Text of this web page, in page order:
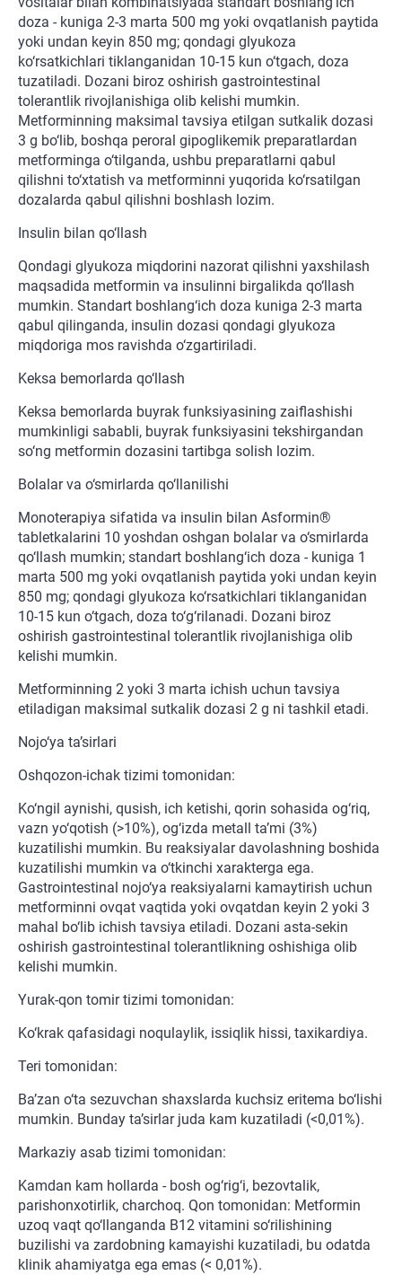
doza - kuniga 2-3 marta 500 mg yoki ovqatlanish paytida
yoki undan keyin 850 mg; qondagi glyukoza
ko‘rsatkichlari tiklanganidan 10-15 kun o‘tgach, doza
tuzatiladi. Dozani biroz oshirish gastrointestinal
tolerantlik rivojlanishiga olib kelishi mumkin.
Metforminning maksimal tavsiya etilgan sutkalik dozasi
3 g bo‘lib, boshqa peroral gipoglikemik preparatlardan
metforminga o‘tilganda, ushbu preparatlarni qabul
qilishni to‘xtatish va metforminni yuqorida ko‘rsatilgan
dozalarda qabul qilishni boshlash lozim.
Insulin bilan qo‘llash
Qondagi glyukoza miqdorini nazorat qilishni yaxshilash
maqsadida metformin va insulinni birgalikda qo‘llash
mumkin. Standart boshlang‘ich doza kuniga 2-3 marta
qabul qilinganda, insulin dozasi qondagi glyukoza
miqdoriga mos ravishda o‘zgartiriladi.
Keksa bemorlarda qo‘llash
Keksa bemorlarda buyrak funksiyasining zaiflashishi
mumkinligi sababli, buyrak funksiyasini tekshirgandan
so‘ng metformin dozasini tartibga solish lozim.
Bolalar va o‘smirlarda qo‘llanilishi
Monoterapiya sifatida va insulin bilan Asformin®
tabletkalarini 10 yoshdan oshgan bolalar va o‘smirlarda
qo‘llash mumkin; standart boshlang‘ich doza - kuniga 1
marta 500 mg yoki ovqatlanish paytida yoki undan keyin
850 mg; qondagi glyukoza ko‘rsatkichlari tiklanganidan
10-15 kun o‘tgach, doza to‘g‘rilanadi. Dozani biroz
oshirish gastrointestinal tolerantlik rivojlanishiga olib
kelishi mumkin.
Metforminning 2 yoki 3 marta ichish uchun tavsiya
etiladigan maksimal sutkalik dozasi 2 g ni tashkil etadi.
Nojo‘ya ta’sirlari
Oshqozon-ichak tizimi tomonidan:
Ko‘ngil aynishi, qusish, ich ketishi, qorin sohasida og‘riq,
vazn yo‘qotish (>10%), og‘izda metall ta’mi (3%)
kuzatilishi mumkin. Bu reaksiyalar davolashning boshida
kuzatilishi mumkin va o‘tkinchi xarakterga ega.
Gastrointestinal nojo‘ya reaksiyalarni kamaytirish uchun
metforminni ovqat vaqtida yoki ovqatdan keyin 2 yoki 3
mahal bo‘lib ichish tavsiya etiladi. Dozani asta-sekin
oshirish gastrointestinal tolerantlikning oshishiga olib
kelishi mumkin.
Yurak-qon tomir tizimi tomonidan:
Ko‘krak qafasidagi noqulaylik, issiqlik hissi, taxikardiya.
Teri tomonidan:
Ba’zan o‘ta sezuvchan shaxslarda kuchsiz eritema bo‘lishi
mumkin. Bunday ta’sirlar juda kam kuzatiladi (<0,01%).
Markaziy asab tizimi tomonidan:
Kamdan kam hollarda - bosh og‘rig‘i, bezovtalik,
parishonxotirlik, charchoq. Qon tomonidan: Metformin
uzoq vaqt qo‘llanganda B12 vitamini so‘rilishining
buzilishi va zardobning kamayishi kuzatiladi, bu odatda
klinik ahamiyatga ega emas (< 0,01%).